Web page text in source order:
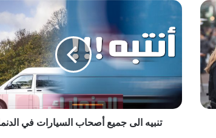
ت
ل
ى
ج
تنبيه الى جميع أصحاب السيارات في